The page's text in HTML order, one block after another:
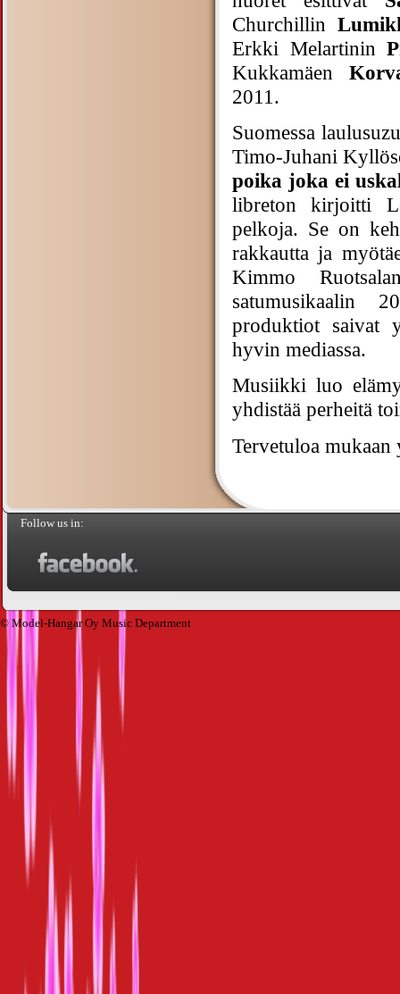
Churchillin
Erkki Melartinin
Kukkamäen
2011.
Suomessa
Timo-Juhani
poika joka ei
libreton kirjoitti
pelkoja. Se on
rakkautta ja
Kimmo
satumusikaalin
produktiot saivat
hyvin mediassa.
Musiikki luo
yhdistää perheitä
Tervetuloa
Follow us in:
© Model-Hangar Oy Music Department